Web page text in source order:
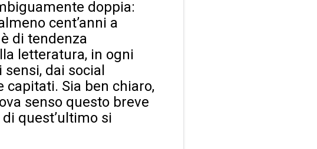
doppia:
cent’anni a
di tendenza
letteratura, in ogni
dai social
Sia ben chiaro,
senso questo breve
quest’ultimo si